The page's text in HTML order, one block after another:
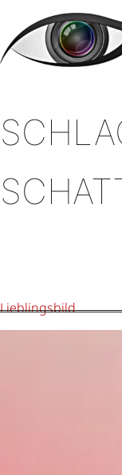
Inhalt
springen
Lieblingsbild